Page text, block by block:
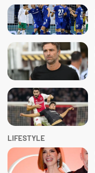
LIFESTYLE